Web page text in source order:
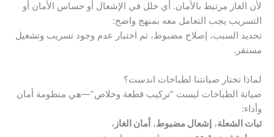
لأن الغاز مرتبط بالأمان. أي خلل في الإشعال أو حساس الأمان أو
التسريب يجب التعامل معه بمنهج واضح:
تحديد السبب، إصلاح مضبوط، ثم اختبار عدم وجود تسريب وتشغيل
مستقر.
لماذا تختار صيانتنا لطباخات اندست؟
صيانة الطباخات ليست “تركيب قطعة وخلاص”—هي منظومة أمان
وأداء:
ثبات الشعلة، إشعال مضبوط، أمان الغاز ،